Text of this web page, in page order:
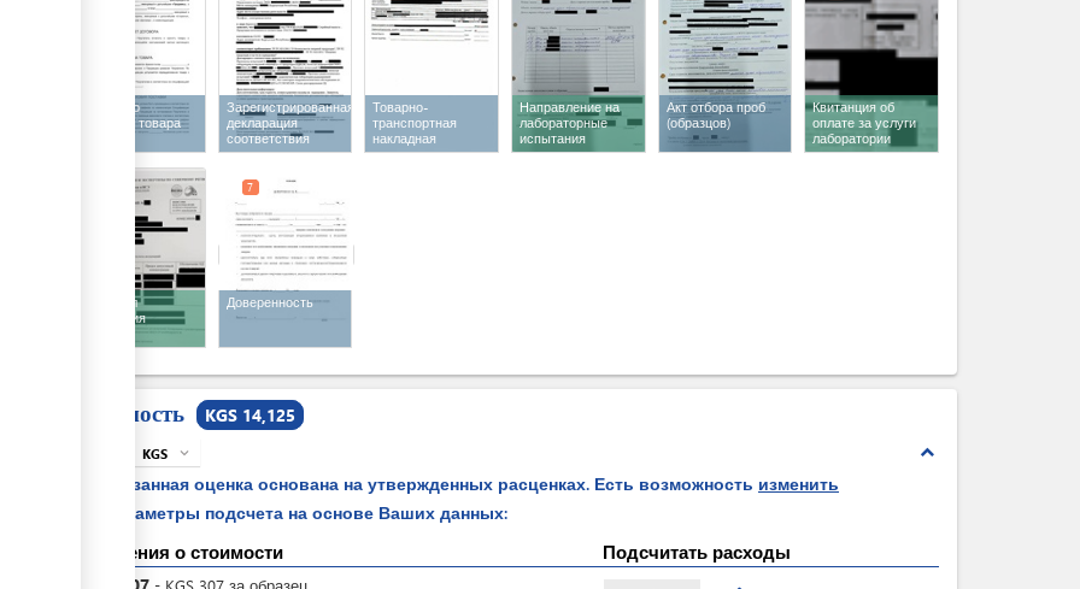
Договор о
поставке товара
Зарегистрированная
декларация
соответствия
Товарно-
транспортная
накладная
Направление на
лабораторные
испытания
Акт отбора проб
(образцов)
Квитанция об
оплате за услуги
лаборатории
Протокол
испытания
Доверенность
7
Стоимость KGS 14,125
expand_less
KGS expand_more
Указанная оценка основана на утвержденных расценках. Есть возможность изменить
параметры подсчета на основе Ваших данных:
Сведения о стоимости Подсчитать расходы
- KGS 307 за образец